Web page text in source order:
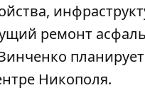
ремонт
Никополя.